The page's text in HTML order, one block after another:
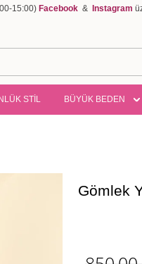
15:00) Facebook & Instagram
STİL BÜYÜK BEDEN
Gömlek